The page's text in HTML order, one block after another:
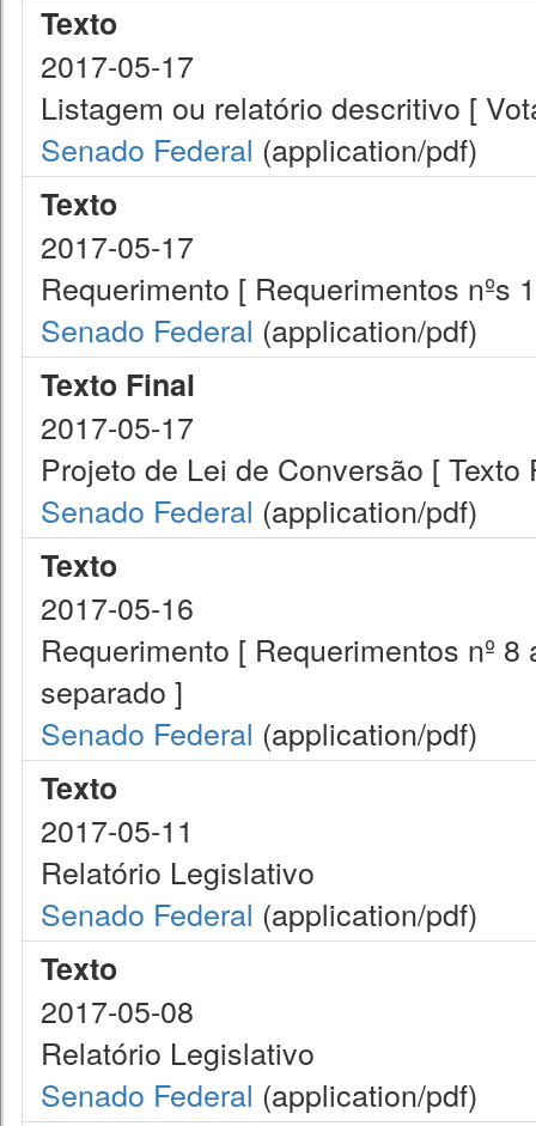
Texto
2017-05-17
Listagem ou relatório descritivo [
Senado Federal (application/pdf)
Texto
2017-05-17
Requerimento [ Requerimentos nºs
Senado Federal (application/pdf)
Texto Final
2017-05-17
Projeto de Lei de Conversão [ Texto
Senado Federal (application/pdf)
Texto
2017-05-16
Requerimento [ Requerimentos nº
separado ]
Senado Federal (application/pdf)
Texto
2017-05-11
Relatório Legislativo
Senado Federal (application/pdf)
Texto
2017-05-08
Relatório Legislativo
Senado Federal (application/pdf)